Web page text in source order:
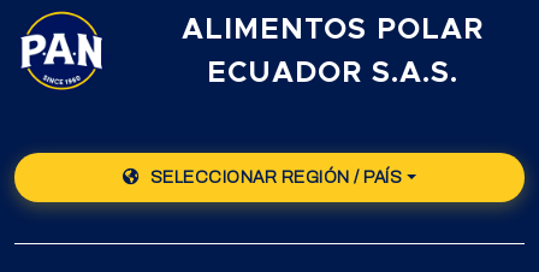
ALIMENTOS POLAR
ECUADOR S.A.S.
SELECCIONAR REGIÓN / PAÍS